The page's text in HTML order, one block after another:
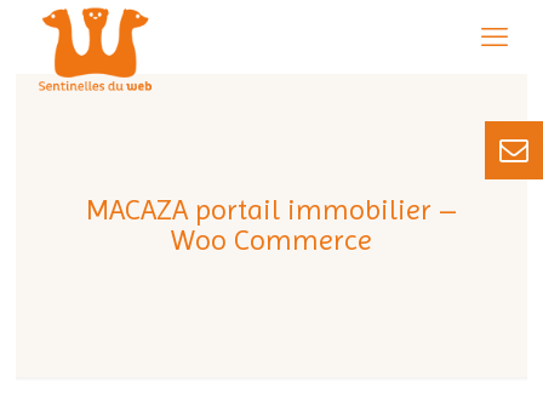
MACAZA portail immobilier –
Woo Commerce